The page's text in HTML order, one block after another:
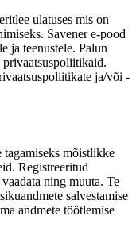
ulatuses mis on
Savener e-pood
ja teenustele. Palun
ja/või -
tagamiseks mõistlikke
Registreeritud
ning muuta. Te
salvestamise
andmete töötlemise